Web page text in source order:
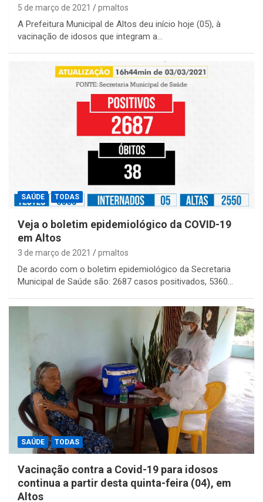
5 de março de 2021 pmaltos
A Prefeitura Municipal de Altos deu início hoje (05), à
vacinação de idosos que integram a…
SAÚDE TODAS
Veja o boletim epidemiológico da COVID-19
em Altos
3 de março de 2021 pmaltos
De acordo com o boletim epidemiológico da Secretaria
Municipal de Saúde são: 2687 casos positivados, 5360…
SAÚDE TODAS
Vacinação contra a Covid-19 para idosos
continua a partir desta quinta-feira (04), em
Altos